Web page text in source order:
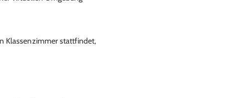
Klassenzimmer stattfindet,